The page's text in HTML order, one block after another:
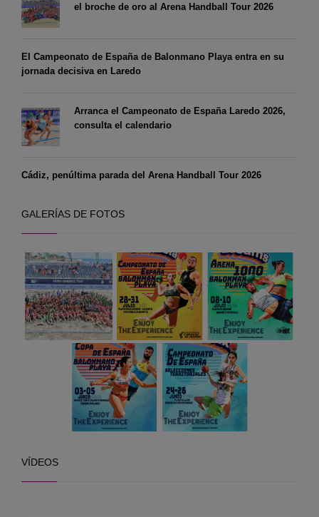
el broche de oro al Arena Handball Tour 2026
El Campeonato de España de Balonmano Playa entra en su
jornada decisiva en Laredo
Arranca el Campeonato de España Laredo 2026,
consulta el calendario
Cádiz, penúltima parada del Arena Handball Tour 2026
GALERÍAS DE FOTOS
VÍDEOS